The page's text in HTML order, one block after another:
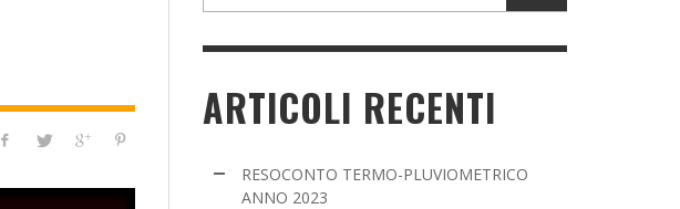
ARTICOLI RECENTI
RESOCONTO TERMO-PLUVIOMETRICO
ANNO 2023